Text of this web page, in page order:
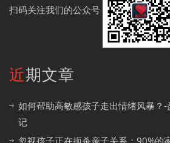
扫码关注我们的公众号
近期文章
如何帮助高敏感孩子走出情绪风暴？
记